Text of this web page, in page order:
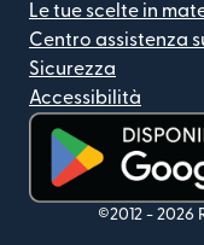
Le tue scelte in
Centro assistenza
Sicurezza
Accessibilità
(si apre in una
©2012 - 2026